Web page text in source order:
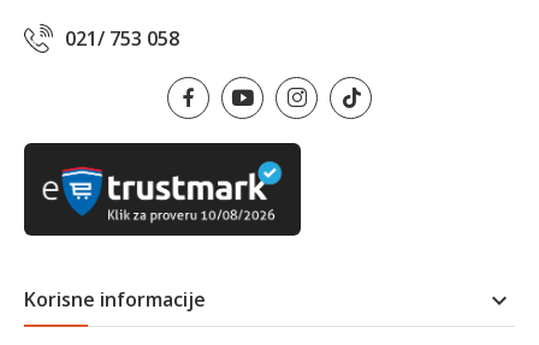
021/ 753 058
Korisne informacije 